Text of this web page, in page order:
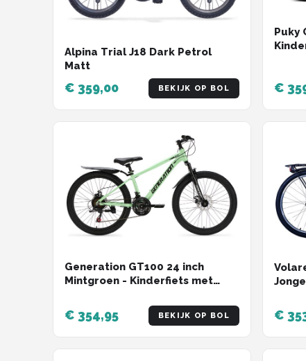
Alpina Trial J18 Dark Petrol
Matt
€ 359,00 BEKIJK OP BOL
Puky
€
Generation GT100 24 inch
Mintgroen - Kinderfiets met
€ 354,95 BEKIJK OP BOL €